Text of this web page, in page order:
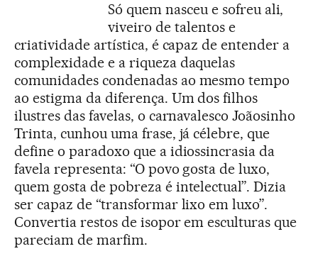
Só quem nasceu e sofreu ali,
viveiro de talentos e
criatividade artística, é capaz de entender a
complexidade e a riqueza daquelas
comunidades condenadas ao mesmo tempo
ao estigma da diferença. Um dos filhos
ilustres das favelas, o carnavalesco Joãosinho
Trinta, cunhou uma frase, já célebre, que
define o paradoxo que a idiossincrasia da
favela representa: “O povo gosta de luxo,
quem gosta de pobreza é intelectual”. Dizia
ser capaz de “transformar lixo em luxo”.
Convertia restos de isopor em esculturas que
pareciam de marfim.